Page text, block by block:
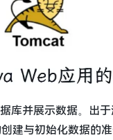
库并展示数据。出
建与初始化数据的准